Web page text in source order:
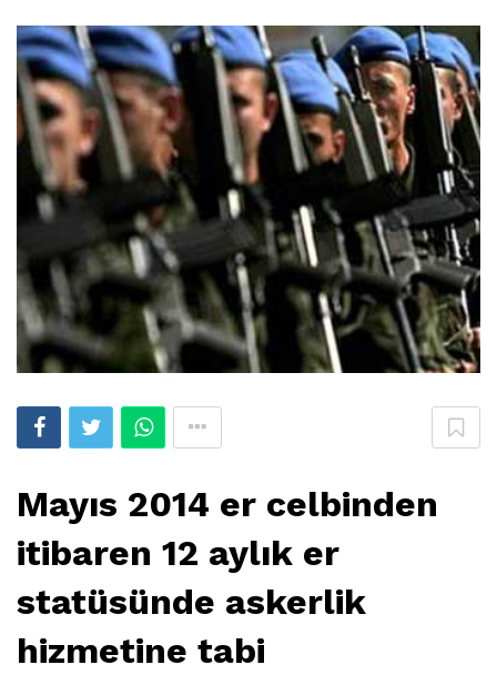
Mayıs 2014 er celbinden
itibaren 12 aylık er
statüsünde askerlik
hizmetine tabi